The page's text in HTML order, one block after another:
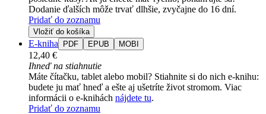
Dodanie ďalších môže trvať dlhšie, zvyčajne do 16 dní.
Pridať do zoznamu
Vložiť do košíka
E-kniha PDF EPUB MOBI
12,40 €
Ihneď na stiahnutie
Máte čítačku, tablet alebo mobil? Stiahnite si do nich e-knihu:
budete ju mať hneď a ešte aj ušetríte život stromom. Viac
informácii o e-knihách nájdete tu.
Pridať do zoznamu